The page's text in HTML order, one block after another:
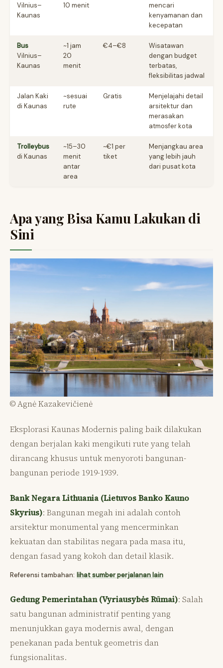
Vilnius–
Kaunas
10 menit
mencari
kenyamanan dan
kecepatan
Bus
Vilnius–
Kaunas
~1 jam
20
menit
€4–€8
Wisatawan
dengan budget
terbatas,
fleksibilitas jadwal
Jalan Kaki
di Kaunas
~sesuai
rute
Gratis
Menjelajahi detail
arsitektur dan
merasakan
atmosfer kota
Trolleybus
di Kaunas
~15–30
menit
antar
area
~€1 per
tiket
Menjangkau area
yang lebih jauh
dari pusat kota
Apa yang Bisa Kamu Lakukan di
Sini
© Agnė Kazakevičienė
Eksplorasi Kaunas Modernis paling baik dilakukan
dengan berjalan kaki mengikuti rute yang telah
dirancang khusus untuk menyoroti bangunan-
bangunan periode 1919-1939.
Bank Negara Lithuania (Lietuvos Banko Kauno
Skyrius): Bangunan megah ini adalah contoh
arsitektur monumental yang mencerminkan
kekuatan dan stabilitas negara pada masa itu,
dengan fasad yang kokoh dan detail klasik.
Referensi tambahan: lihat sumber perjalanan lain
Gedung Pemerintahan (Vyriausybės Rūmai): Salah
satu bangunan administratif penting yang
menunjukkan gaya modernis awal, dengan
penekanan pada bentuk geometris dan
fungsionalitas.